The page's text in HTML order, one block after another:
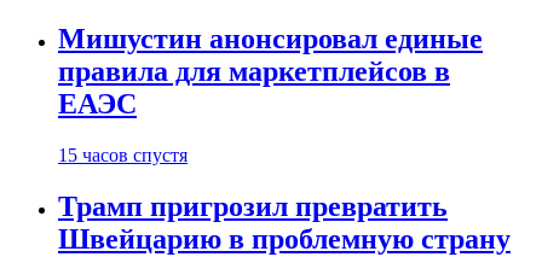
Мишустин анонсировал единые
правила для маркетплейсов в
ЕАЭС
15 часов спустя
Трамп пригрозил превратить
Швейцарию в проблемную страну